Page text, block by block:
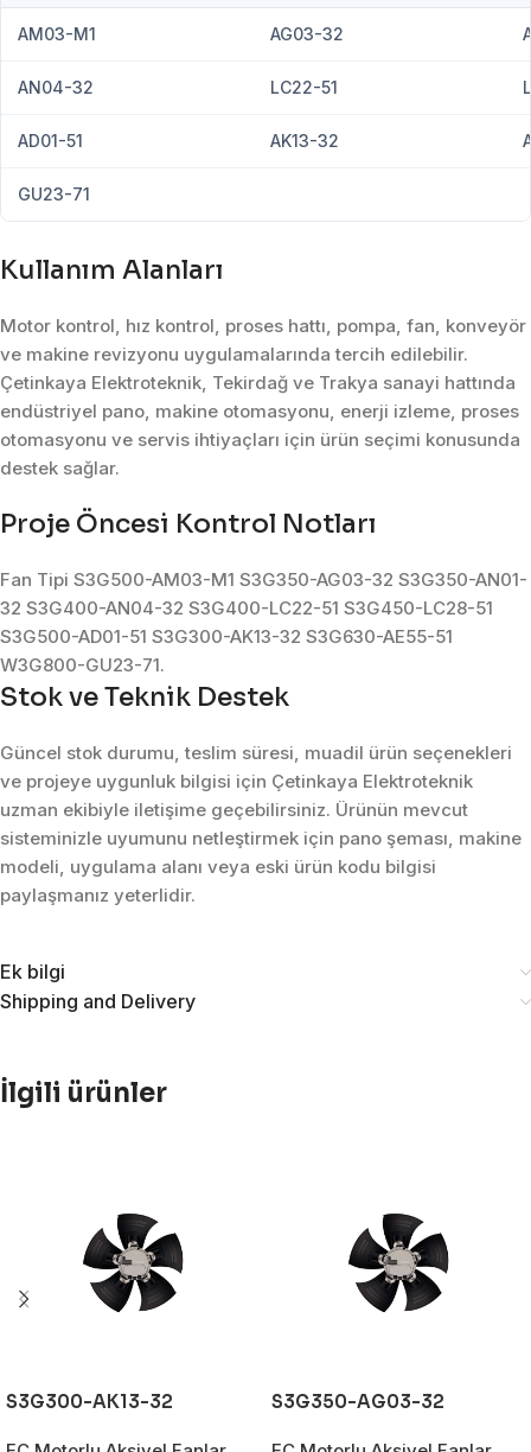
AM03-M1 AG03-32
AN04-32 LC22-51
AD01-51 AK13-32
GU23-71
Kullanım Alanları
Motor kontrol, hız kontrol, proses hattı, pompa, fan, konveyör
ve makine revizyonu uygulamalarında tercih edilebilir.
Çetinkaya Elektroteknik, Tekirdağ ve Trakya sanayi hattında
endüstriyel pano, makine otomasyonu, enerji izleme, proses
otomasyonu ve servis ihtiyaçları için ürün seçimi konusunda
destek sağlar.
Proje Öncesi Kontrol Notları
Fan Tipi S3G500-AM03-M1 S3G350-AG03-32 S3G350-AN01-
32 S3G400-AN04-32 S3G400-LC22-51 S3G450-LC28-51
S3G500-AD01-51 S3G300-AK13-32 S3G630-AE55-51
W3G800-GU23-71.
Stok ve Teknik Destek
Güncel stok durumu, teslim süresi, muadil ürün seçenekleri
ve projeye uygunluk bilgisi için Çetinkaya Elektroteknik
uzman ekibiyle iletişime geçebilirsiniz. Ürünün mevcut
sisteminizle uyumunu netleştirmek için pano şeması, makine
modeli, uygulama alanı veya eski ürün kodu bilgisi
paylaşmanız yeterlidir.
Ek bilgi
Shipping and Delivery
İlgili ürünler
S3G300-AK13-32 S3G350-AG03-32